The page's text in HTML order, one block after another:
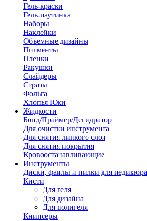
Гель-краски
Гель-паутинка
Наборы
Наклейки
Объемные дизайны
Пигменты
Пленки
Ракушки
Слайдеры
Стразы
Фольга
Хлопья Юки
Жидкости
Бонд/Праймер/Дегидратор
Для очистки инструмента
Для снятия липкого слоя
Для снятия покрытия
Кровоостанавливающие
Инструменты
Диски, файлы и пилки для педикюра
Кисти
Для геля
Для дизайна
Для полигеля
Книпсеры